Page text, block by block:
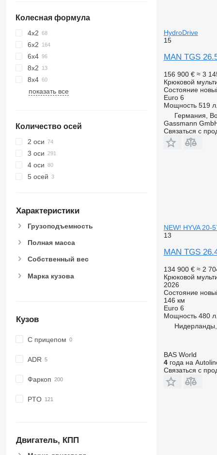
Колесная формула
4x2
6x2
6x4
8x2
8x4
показать все
Количество осей
2 оси
3 оси
4 оси
5 осей
Характеристики
Грузоподъемность
Полная масса
Собственный вес
Марка кузова
Кузов
С прицепом
ADR
Фаркоп
PTO
Двигатель, КПП
HydroDrive
15
MAN TGS
156 900 € ≈ 3
Крюковой
Состояние
Euro 6
Мощность 519
Германия,
Gassmann
Связаться с
NEW! HYVA 20-
13
MAN TGS
134 900 € ≈ 2
Крюковой
2026
Состояние
146 км
Euro 6
Мощность 480
BAS World
4года на
Связаться с